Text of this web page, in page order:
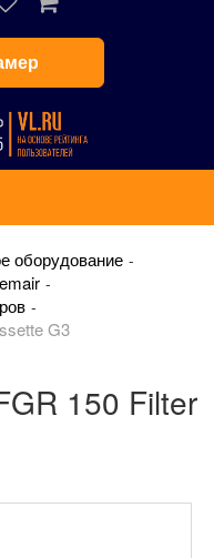
оборудование
G3
150 Filter